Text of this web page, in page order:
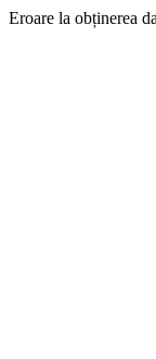
Eroare la obținerea